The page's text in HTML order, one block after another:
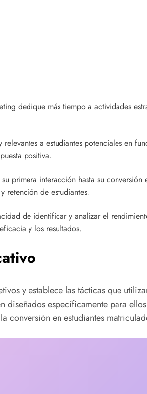
dedique más tiempo a actividades
a estudiantes potenciales en
positiva.
primera interacción hasta su conversión
retención de estudiantes.
de identificar y analizar el
y los resultados.
y establece las tácticas que
diseñados específicamente para
conversión en estudiantes